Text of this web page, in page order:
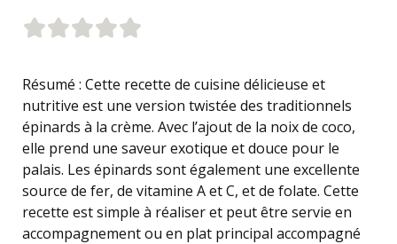
Résumé : Cette recette de cuisine délicieuse et
nutritive est une version twistée des traditionnels
épinards à la crème. Avec l’ajout de la noix de coco,
elle prend une saveur exotique et douce pour le
palais. Les épinards sont également une excellente
source de fer, de vitamine A et C, et de folate. Cette
recette est simple à réaliser et peut être servie en
accompagnement ou en plat principal accompagné